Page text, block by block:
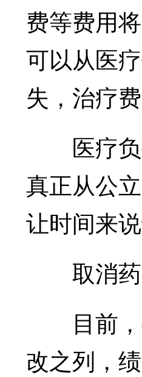
费等费用
可以从医
失，治疗
医疗负
真正从公
让时间来说
取消
目前，
改之列，